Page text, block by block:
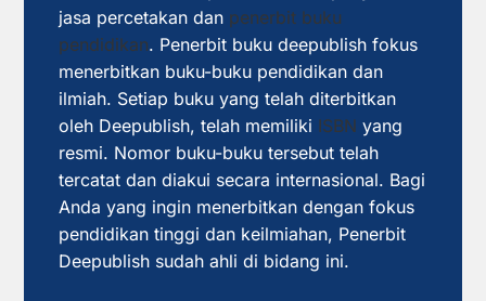
jasa percetakan dan penerbit buku
pendidikan. Penerbit buku deepublish fokus
menerbitkan buku-buku pendidikan dan
ilmiah. Setiap buku yang telah diterbitkan
oleh Deepublish, telah memiliki ISBN yang
resmi. Nomor buku-buku tersebut telah
tercatat dan diakui secara internasional. Bagi
Anda yang ingin menerbitkan dengan fokus
pendidikan tinggi dan keilmiahan, Penerbit
Deepublish sudah ahli di bidang ini.